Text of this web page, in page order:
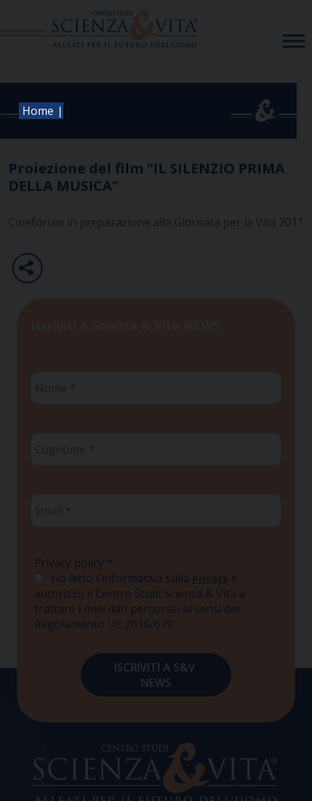
Home |
Proiezione del film “IL SILENZIO PRIMA
DELLA MUSICA”
Cineforum in preparazione alla Giornata per la Vita 2011
Privacy policy *
Ho letto l'informativa sulla Privacy e
autorizzo il Centro Studi Scienza & Vita a
trattare i miei dati personali ai sensi del
Regolamento UE 2016/679